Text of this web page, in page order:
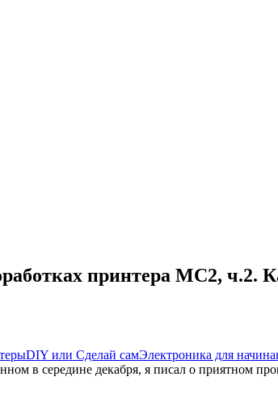
принтера MC2, ч.2.
DIY или Сделай самЭлектроника для
в середине декабря, я писал о приятном